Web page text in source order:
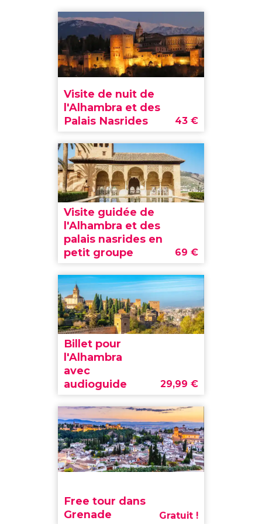
Visite de nuit de
l'Alhambra et des
Palais Nasrides
43 €
Visite guidée de
l'Alhambra et des
palais nasrides en
petit groupe
69 €
Billet pour
l'Alhambra
avec
audioguide
29,99 €
Free tour dans
Grenade
Gratuit !